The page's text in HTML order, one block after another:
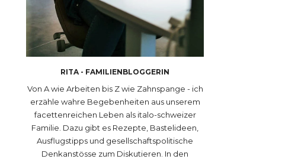
RITA - FAMILIENBLOGGERIN
Von A wie Arbeiten bis Z wie Zahnspange - ich
erzähle wahre Begebenheiten aus unserem
facettenreichen Leben als italo-schweizer
Familie. Dazu gibt es Rezepte, Bastelideen,
Ausflugstipps und gesellschaftspolitische
Denkanstösse zum Diskutieren. In den